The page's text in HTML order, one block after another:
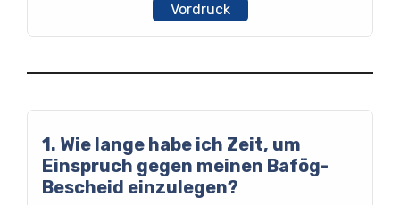
Vordruck
1. Wie lange habe ich Zeit, um
Einspruch gegen meinen Bafög-
Bescheid einzulegen?